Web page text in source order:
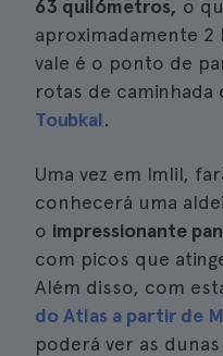
63 quilómetros, o
aproximadamente 2
vale é o ponto de
rotas de caminhada
Toubkal.
Uma vez em Imlil,
conhecerá uma
o impressionante
com picos que
Além disso, com
do Atlas a partir de
poderá ver as